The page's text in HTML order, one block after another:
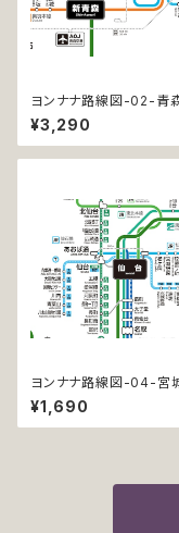
ヨンナナ路線図-02-青
鉄道 (Aomori / デジタ
NC)
¥3,290
ヨンナナ路線図-04-宮
鉄道 (Miyagi / デジタル
¥1,690